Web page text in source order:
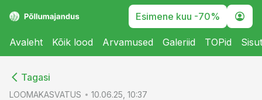
Esimene kuu -70%
Avaleht Kõik lood Arvamused Galeriid TOPid
Tagasi
LOOMAKASVATUS 10.06.25, 10:37